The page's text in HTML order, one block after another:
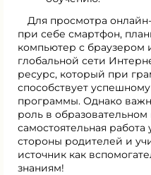
Для просмотра
при себе смартфон,
компьютер с браузером
глобальной сети
ресурс, который при
способствует
программы. Однако
роль в
самостоятельная
стороны родителей и
источник как
знаниям!